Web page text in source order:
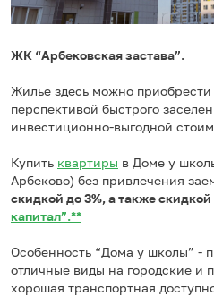
ЖК “Арбековская застава”.
Жилье здесь можно
перспективой быстрого
инвестиционно-выгодной
Купить квартиры в Доме у
Арбеково) без привлечения
скидкой до 3%, а также скидкой
капитал”.**
Особенность “Дома у школы” -
отличные виды на городские и
хорошая транспортная